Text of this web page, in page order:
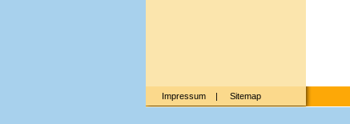
Impressum | Sitemap